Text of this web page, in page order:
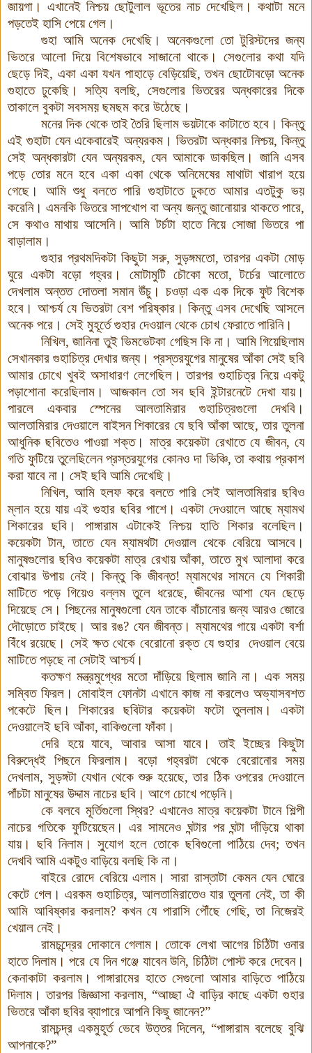
জায়গা। এখানেই নিশ্চয় ছোটুলাল ভূতের নাচ দেখেছিল। কথাটা মনে
পড়তেই হাসি পেয়ে গেল।
গুহা আমি অনেক দেখেছি। অনেকগুলো তো টুরিস্টদের জন্য
ভিতরে আলো দিয়ে বিশেষভাবে সাজানো থাকে। সেগুলোর কথা যদি
ছেড়ে দিই, একা একা যখন পাহাড়ে বেড়িয়েছি, তখন ছোটোবড়ো অনেক
গুহাতে ঢুকেছি। সত্যি বলছি, সেগুলোর ভিতরের অন্ধকারের দিকে
তাকালে বুকটা সবসময় ছমছম করে উঠেছে।
মনের দিক থেকে তাই তৈরি ছিলাম ভয়টাকে কাটাতে হবে । কিন্তু
এই গুহাটা যেন একেবারেই অন্যরকম। ভিতরটা অন্ধকার নিশ্চয়, কিন্তু
সেই অন্ধকারটা যেন অন্যরকম, যেন আমাকে ডাকছিল। জানি এসব
পড়ে তোর মনে হবে একা একা থেকে অনিমেষের মাথাটা খারাপ হয়ে
গেছে। আমি শুধু বলতে পারি গুহাটাতে ঢুকতে আমার এতটুকু ভয়
করেনি। এমনকি ভিতরে সাপখোপ বা অন্য জন্তু জানোয়ার থাকতে পারে,
সে কথাও মাথায় আসেনি। আমি টর্চটা হাতে নিয়ে সোজা ভিতরে পা
বাড়ালাম ।
গুহার প্রথমদিকটা কিছুটা সরু, সুড়ঙ্গমতো, তারপর একটা মোড়
ঘুরে একটা বড়ো গহ্বর। মোটামুটি চৌকো মতো, টর্চের আলোতে
দেখলাম অন্তত দোতলা সমান উঁচু। চওড়া এক এক দিকে ফুট বিশেক
হবে। আশ্চর্য যে ভিতরটা বেশ পরিষ্কার। কিন্তু এসব দেখেছি আসলে
অনেক পরে। সেই মুহূর্তে গুহার দেওয়াল থেকে চোখ ফেরাতে পারিনি।
নিখিল, জানিনা তুই ভিমভেটকা গেছিস কি না। আমি গিয়েছিলাম
সেখানকার গুহাচিত্র দেখার জন্য। প্রস্তরযুগের মানুষের আঁকা সেই ছবি
আমার চোখে খুবই অসাধারণ লেগেছিল। তারপর গুহাচিত্র নিয়ে একটু
পড়াশোনা করেছিলাম। আজকাল তো সব ছবি ইন্টারনেটে দেখা যায়।
পারলে একবার স্পেনের আলতামিরার গুহাচিত্রগুলো দেখবি।
আলতামিরার দেওয়ালে বাইসন শিকারের যে ছবি আঁকা আছে, তার তুলনা
আধুনিক ছবিতেও পাওয়া শক্ত। মাত্র কয়েকটা রেখাতে যে জীবন, যে
গতি ফুটিয়ে তুলেছিলেন প্রস্তরযুগের কোনও দা ভিঞ্চি, তা কথায় প্রকাশ
করা যাবে না। সেই ছবি আমি দেখেছি।
নিখিল, আমি হলফ করে বলতে পারি সেই আলতামিরার ছবিও
ম্লান হয়ে যায় এই গুহার ছবির পাশে। একটা দেওয়ালে আছে ম্যামথ
শিকারের ছবি। পাঙ্গারাম এটাকেই নিশ্চয় হাতি শিকার বলেছিল।
কয়েকটা টান, তাতে যেন ম্যামথটা দেওয়াল থেকে বেরিয়ে আসবে।
মানুষগুলোর ছবিও কয়েকটা মাত্র রেখায় আঁকা, তাতে মুখ আলাদা করে
বোঝার উপায় নেই। কিন্তু কি জীবন্ত! ম্যামথের সামনে যে শিকারী
মাটিতে পড়ে গিয়েও বল্লম তুলে ধরেছে, জীবনের আশা যেন ছেড়ে
দিয়েছে সে। পিছনের মানুষগুলো যেন তাকে বাঁচানোর জন্য আরও জোরে
দৌড়োতে চাইছে। আর রঙ? যেন জীবন্ত।ম্যামথের গায়ে একটা বর্শা
বিঁধে রয়েছে। সেই ক্ষত থেকে বেরোনো রক্ত যে গুহার দেওয়াল বেয়ে
মাটিতে পড়ছে না সেটাই আশ্চর্য।
কতক্ষণ মন্ত্রমুগ্ধের মতো দাঁড়িয়ে ছিলাম জানি না। এক সময়
সম্বিত ফিরল। মোবাইল ফোনটা এখানে কাজ না করলেও অভ্যাসবশত
পকেটে ছিল। শিকারের ছবিটার কয়েকটা ফটো তুললাম। একটা
দেওয়ালেই ছবি আঁকা, বাকিগুলো ফাঁকা।
দেরি হয়ে যাবে, আবার আসা যাবে। তাই ইচ্ছের কিছুটা
বিরুদ্ধেই পিছনে ফিরলাম। বড়ো গহ্বরটা থেকে বেরোনোর সময়
দেখলাম, সুড়ঙ্গটা যেখান থেকে শুরু হয়েছে, তার ঠিক ওপরের দেওয়ালে
পাঁচটা মানুষের উদ্দাম নাচের ছবি। আগে চোখে পড়েনি।
কে বলবে মূর্তিগুলো স্থির? এখানেও মাত্র কয়েকটা টানে শিল্পী
নাচের গতিকে ফুটিয়েছেন। এর সামনেও ঘন্টার পর ঘন্টা দাঁড়িয়ে থাকা
যায়। ছবি নিলাম। সু্যোগ হলে তোকে ছবিগুলো পাঠিয়ে দেব; তখন
দেখবি আমি একটুও বাড়িয়ে বলছি কি না।
বাইরে রোদে বেরিয়ে এলাম। সারা রাস্তাটা কেমন যেন ঘোরে
কেটে গেল। এরকম গুহাচিত্র, আলতামিরাতেও যার তুলনা নেই, তা কী
আমি আবিষ্কার করলাম? কখন যে পারাসি পৌঁছে গেছি, তা নিজেরই
খেয়াল নেই।
রামচন্দ্রের দোকানে গেলাম। তোকে লেখা আগের চিঠিটা ওনার
হাতে দিলাম। পরে যে দিন গঞ্জে যাবেন উনি, চিঠিটা পোস্ট করে দেবেন।
কেনাকাটা করলাম। পাঙ্গারামের হাতে সেগুলো আমার বাড়িতে পাঠিয়ে
দিলাম। তারপর জিজ্ঞাসা করলাম, “আচ্ছা ঐ বাড়ির কাছে একটা গুহার
ভিতরে আঁকা ছবির ব্যাপারে আপনি কিছু জানেন?”
রামচন্দ্র একমুহূর্ত ভেবে উত্তর দিলেন, “পাঙ্গারাম বলেছে বুঝি
আপনাকে?”